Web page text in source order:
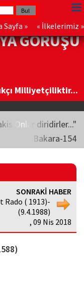
Sayfa » « İlkelerimiz »
GÖRÜŞÜ
Milliyetçiliktir...
Onlar diridirler..."
Bakara-154
SONRAKİ HABER
Rado ( 1913)-
(9.4.1988)
, 09 Nis 2018